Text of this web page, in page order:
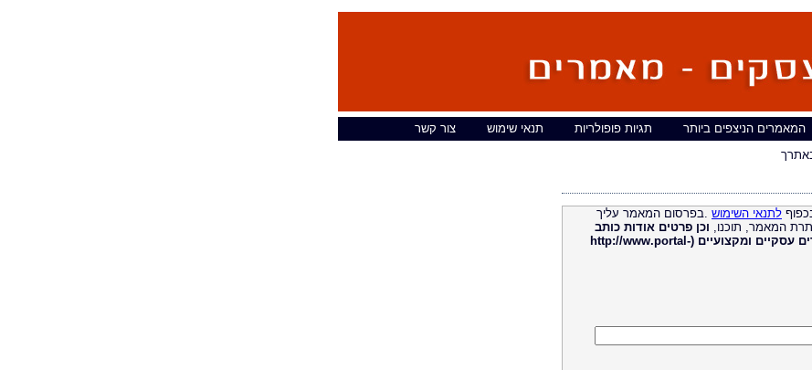
המאמרים הניצפים ביותר תגיות פופולריות תנאי שימוש
צור קשר
לתנאי השימוש .בפרסום המאמר עליך
המאמר, תוכנו, וכן פרטים אודות כותב
מאמרים עסקיים ומקצועיים (http://www.portal-